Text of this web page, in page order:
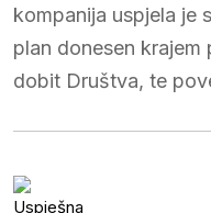
kompanija uspjela je
plan donesen krajem
dobit Društva, te